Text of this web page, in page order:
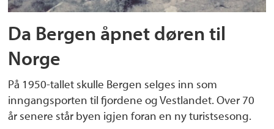
Da Bergen åpnet døren til
Norge
På 1950-tallet skulle Bergen selges inn som
inngangsporten til fjordene og Vestlandet. Over 70
år senere står byen igjen foran en ny turistsesong.